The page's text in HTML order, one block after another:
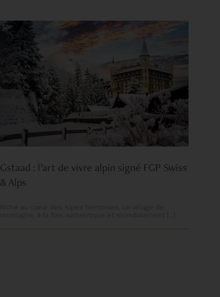
Gstaad : l’art de vivre alpin signé FGP Swiss
& Alps
Niché au cœur des Alpes bernoises, ce village de
montagne, à la fois authentique et mondialement [...]